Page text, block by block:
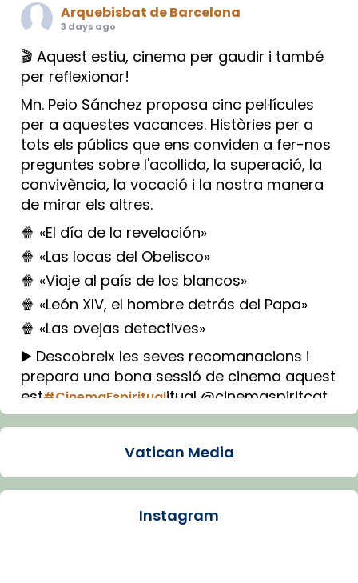
Arquebisbat de Barcelona
3 days ago
🎬 Aquest estiu, cinema per gaudir i també
per reflexionar!
Mn. Peio Sánchez proposa cinc pel·lícules
per a aquestes vacances. Històries per a
tots els públics que ens conviden a fer-nos
preguntes sobre l'acollida, la superació, la
convivència, la vocació i la nostra manera
de mirar els altres.
🍿 «El día de la revelación»
🍿 «Las locas del Obelisco»
🍿 «Viaje al país de los blancos»
🍿 «León XIV, el hombre detrás del Papa»
🍿 «Las ovejas detectives»
▶️ Descobreix les seves recomanacions i
prepara una bona sessió de cinema aquest
est#CinemaEspiritualitual @cinemaspiritcat
Imatge: Generada amb IA (OpenAI)
Arquebisbat de Barcelona
Vatican Media
Instagram